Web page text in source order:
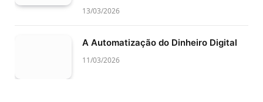
13/03/2026
A Automatização do Dinheiro Digital
11/03/2026